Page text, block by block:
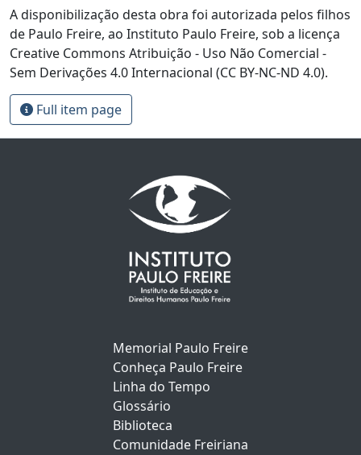
A disponibilização desta obra foi autorizada pelos filhos
de Paulo Freire, ao Instituto Paulo Freire, sob a licença
Creative Commons Atribuição - Uso Não Comercial -
Sem Derivações 4.0 Internacional (CC BY-NC-ND 4.0).
Full item page
Memorial Paulo Freire
Conheça Paulo Freire
Linha do Tempo
Glossário
Biblioteca
Comunidade Freiriana